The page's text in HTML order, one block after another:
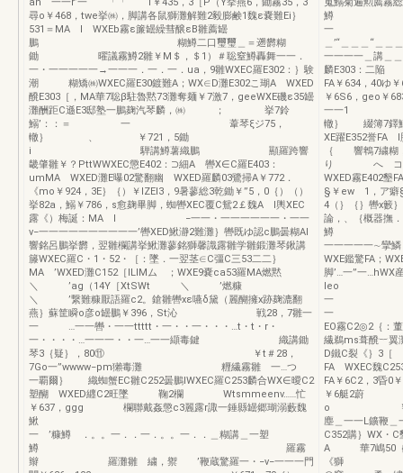
尋o￥468，twe挙㈱，脚講各鼠獅灘解難2毅膨鹸1魏ε嚢難Ei｝
531＝MA l WXEb霧ε簾罎繰彗醸εB雛薦罎
鵬 糊鱒二口璽璽＿＝遡欝糊
鋤 曜議霧鱒2雛￥M＄，＄1）＃聡窒鱒轟舞一一．
一・一一一一一→一一一．一．一．ua，9雛WXEC羅E302：｝験
潮 糊矯㈱WXEC羅E30鍍難A；WX∈D灘E302こ瑚A WXED
醗E303［，MA華7聡β駐魯黙73灘奪麺￥7激7，geeWXE磯ε35罎
灘酬距C遜E3邸塾一鵬麹汽琴麟，㈱ ； 挙7鈴
鰯’：：＝ 一 葦琴ξジ75，
轍｝ 、 ￥721，5鋤
i 騨講鱒薯織鵬 顯羅跨響
畿肇雛￥？PttWWXEC懲E402：⊃細A 轡X∈C羅E403：
umMA WXED灘E曝02驚翻幽 WXED羅麟03鷺掃A￥772．
《mo￥924，3E｝｛）￥IZEI3，9暑蓼総3乾鋤￥”5，0｛）（）
挙82a，鰯￥786，s愈麹畢脚，蜘轡XEC覆C鴛2￡魏A l輿XEC
露《）梅誕：MA l −一一・一一一一一一・一一
v−一一一一一一一一一一’轡XED鰍瀞2難灘｝轡既ゆ認c鵬曇糊Al
響銘呂鵬挙欝，翌雛欄講挙鰍灘蓼銘獅馨識露雛学雛鍛灘琴鍬講
籐WXEC羅C・1・52・［：墜．一翌茎∈C彊C三53二二｝
MA ’WXED灘C152［ILIMム ；WXE9嚢ca53羅MA燃黙
＼ ’ag（14Y［XtSWt ＼ ’燃糠
＼ ’繋難糠厭語羅c2。鎗雛轡xε嚥δ黛（麗醐擁x跡麹漉翻
燕｝蘇筐瞬o彦o罎鵬￥396，St沁 戦28，7雛一
一 …一一轡・一一ttttt・一・・一・・・…t・t・r・
一・・・・…一一一・・一…一一纈毒鍵 織講鋤
琴3｛疑｝，80⑪ ￥t＃28，
7Go一”wwww−pm獺毒灘 糎繊霧雛 一…つ
一覇爾｝ 織蜘蟹EC雛C252曇鵬lWXEC羅C253麟合WX∈曖C2
塑醐 WXED纒C2旺墜 鞠2欄 Wtsmmeenv……忙
￥637，ggg 欄聯戴姦懲c3麗露r諏一錘縣罎郷瑚溺藪魏
鰍
一 ’糠鱒 ．。。一．．一．。。一．．＿糊講＿一塑
鱒 羅霧
辮 羅灘雛 繍，禦 ’鞭蔵驚羅一・−v−一一一門
鱒 顯矯
＿’“＿＿＿“＿
一一一一＿講＿
麟E303：二陥
FA￥634，40ゆ
￥6S6，geo￥
一一1 ￥
轍｝ 綴簿7鐸
XE躍E352誉
｛ 響
り へ コ
WXED霧E402墾
§￥ew 1，ア
4（｝｛｝轡x籔
論，、｛概器
鱒 紹讐
一一一一
WXE鑑驚FA
脚’…一”一
leo ￥
一
一 ￥tl28
EO霧C2◎2｛：
繊鵜ms葺醗︸
D鐵C裂《｝3［
FA WXEC魏
FA￥6C2，3昏
￥6艇2
o ￥6鉱1む
塵＿一一L鑛
C352購｝WX・
A 華7嶋
《獅 ￥